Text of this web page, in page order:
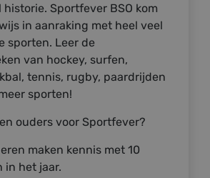
historie. Sportfever BSO kom
in aanraking met heel veel
sporten. Leer de
van hockey, surfen,
tennis, rugby, paardrijden
sporten!
ouders voor Sportfever?
maken kennis met 10
in het jaar.